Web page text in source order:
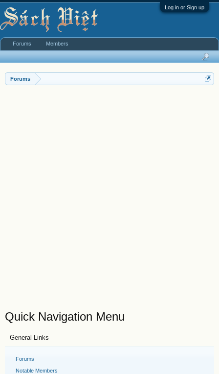
Log in or Sign up
Forums
Quick Navigation Menu
General Links
Forums
Notable Members
Forums Members